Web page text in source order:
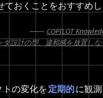
おくことをおすすめし
COPILOT
設計の型、違和感を放置し
の変化を定期的に観測